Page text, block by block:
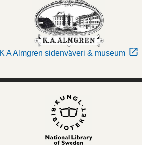
K A Almgren sidenväveri & museum